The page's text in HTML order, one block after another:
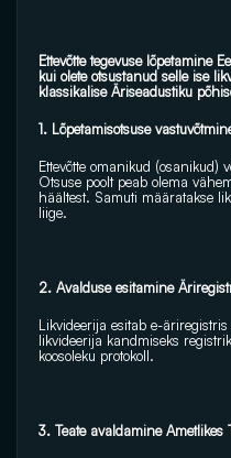
Ettevõtte tegevuse lõpetamine
kui olete otsustanud selle ise
klassikalise Äriseadustiku
1. Lõpetamisotsuse
Ettevõtte omanikud (osanikud)
Otsuse poolt peab olema
häältest. Samuti määratakse
liige.
2. Avalduse esitamine
Likvideerija esitab e-äriregistris
likvideerija kandmiseks
koosoleku protokoll.
3. Teate avaldamine Ametlikes